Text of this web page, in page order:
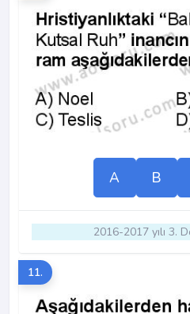
A B
2016-2017 yılı 3.
11.